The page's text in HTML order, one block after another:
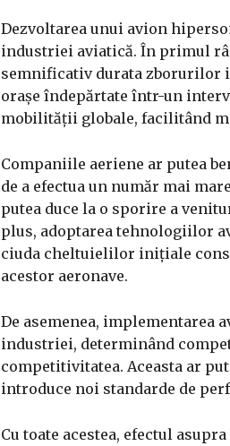
Dezvoltarea unui avion
industriei aviatică. În primul
semnificativ durata zborurilor
orașe îndepărtate într-un
mobilității globale, facilitând
Companiile aeriene ar putea
de a efectua un număr mai
putea duce la o sporire a
plus, adoptarea tehnologiilor
ciuda cheltuielilor inițiale
acestor aeronave.
De asemenea, implementarea
industriei, determinând
competitivitatea. Aceasta ar
introduce noi standarde de
Cu toate acestea, efectul